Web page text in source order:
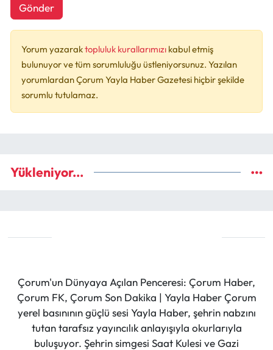
Gönder
Yorum yazaraktopluluk kurallarımızı kabul etmiş
bulunuyor ve tüm sorumluluğu üstleniyorsunuz. Yazılan
yorumlardan Çorum Yayla Haber Gazetesi hiçbir şekilde
sorumlu tutulamaz.
Yükleniyor...
Çorum'un Dünyaya Açılan Penceresi: Çorum Haber,
Çorum FK, Çorum Son Dakika | Yayla Haber Çorum
yerel basınının güçlü sesi Yayla Haber, şehrin nabzını
tutan tarafsız yayıncılık anlayışıyla okurlarıyla
buluşuyor. Şehrin simgesi Saat Kulesi ve Gazi